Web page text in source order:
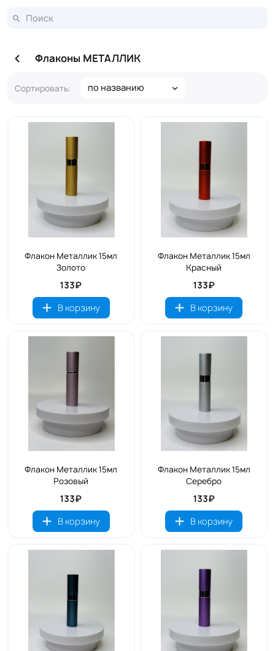
Флаконы МЕТАЛЛИК
Сортировать: по названию
Флакон Металлик 15мл
Золото
133₽
В корзину
Флакон Металлик 15мл
Красный
133₽
В корзину
Флакон Металлик 15мл
Розовый
133₽
В корзину
Флакон Металлик 15мл
Серебро
133₽
В корзину